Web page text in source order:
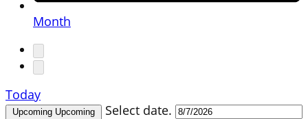
Month
Today
Upcoming Upcoming Select date.